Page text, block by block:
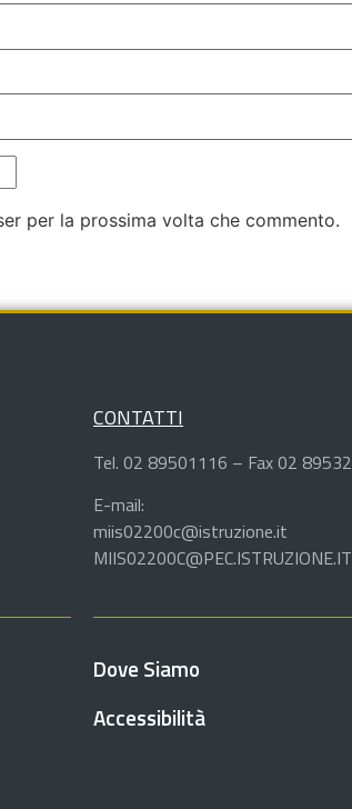
per la prossima volta che commento.
CONTATTI
Tel. 02 89501116 – Fax 02
E-mail:
miis02200c@istruzione.it
MIIS02200C@PEC.ISTRUZIONE.IT
Dove Siamo
Accessibilità